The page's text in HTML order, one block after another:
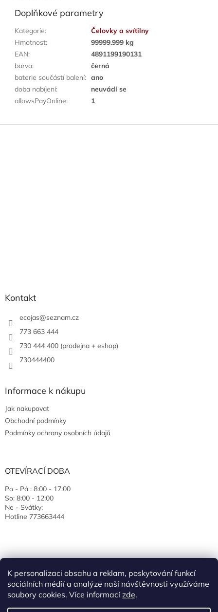
K personalizaci obsahu a reklam, poskytování funkcí
sociálních médií a analýze naší návštěvnosti využíváme
soubory cookies. Více informacízde.
Doplňkové parametry
Kategorie:
Čelovky a svítilny
Hmotnost:
99999.999 kg
EAN:
4891199190131
barva:
černá
baterie součástí balení: ano
doba nabíjení:
neuvádí se
allowsPayOnline: 1
Kontakt
ecojas@seznam.cz
773 663 444
730 444 400 (prodejna + eshop)
730444400
Informace k nákupu
Jak nakupovat
Obchodní podmínky
Podmínky ochrany osobních údajů
OTEVÍRACÍ DOBA
Po - Pá : 8:00 - 17:00
So: 8:00 - 12:00
Ne - Svátky:
Hotline 773663444